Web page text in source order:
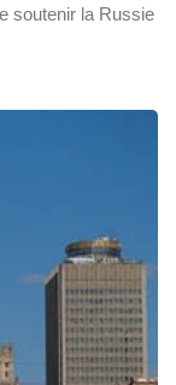
soutenir la Russie